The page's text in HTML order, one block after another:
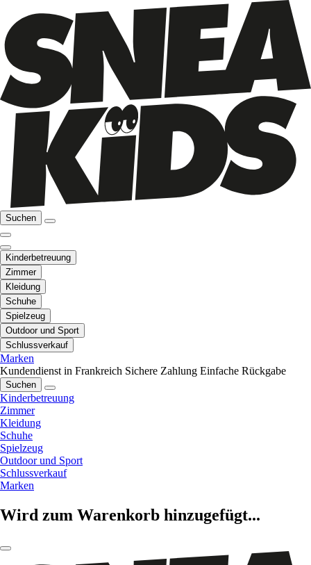
Suchen
Kinderbetreuung
Zimmer
Kleidung
Schuhe
Spielzeug
Outdoor und Sport
Schlussverkauf
Marken
Kundendienst in Frankreich Sichere Zahlung Einfache Rückgabe
Suchen
Kinderbetreuung
Zimmer
Kleidung
Schuhe
Spielzeug
Outdoor und Sport
Schlussverkauf
Marken
Wird zum Warenkorb hinzugefügt...